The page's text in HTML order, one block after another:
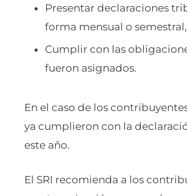
Presentar declaraciones
forma mensual o
Cumplir con las
fueron asignados.
En el caso de los
ya cumplieron con la
este año.
El SRI recomienda a los